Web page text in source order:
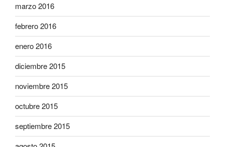
marzo 2016
febrero 2016
enero 2016
diciembre 2015
noviembre 2015
octubre 2015
septiembre 2015